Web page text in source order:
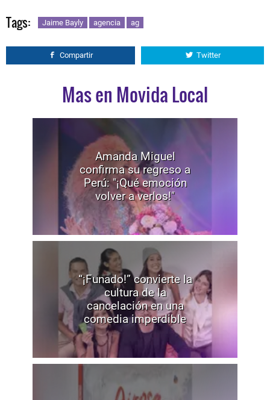
Tags: Jaime Bayly agencia ag
Compartir Twitter
Mas en Movida Local
Amanda Miguel
confirma su regreso a
Perú: "¡Qué emoción
volver a verlos!"
“¡Funado!” convierte la
cultura de la
cancelación en una
comedia imperdible